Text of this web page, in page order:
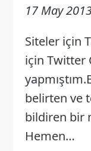
17 May
Siteler için
için Twitter
belirten ve
bildiren bir
Hemen…